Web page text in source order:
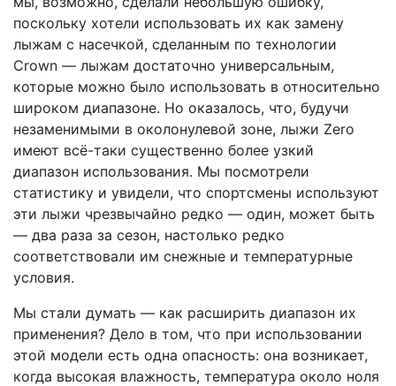
поскольку хотели использовать их как замену
лыжам с насечкой, сделанным по технологии
Crown — лыжам достаточно универсальным,
которые можно было использовать в относительно
широком диапазоне. Но оказалось, что, будучи
незаменимыми в околонулевой зоне, лыжи Zero
имеют всё-таки существенно более узкий
диапазон использования. Мы посмотрели
статистику и увидели, что спортсмены используют
эти лыжи чрезвычайно редко — один, может быть
— два раза за сезон, настолько редко
соответствовали им снежные и температурные
условия.
Мы стали думать — как расширить диапазон их
применения? Дело в том, что при использовании
этой модели есть одна опасность: она возникает,
когда высокая влажность, температура около ноля